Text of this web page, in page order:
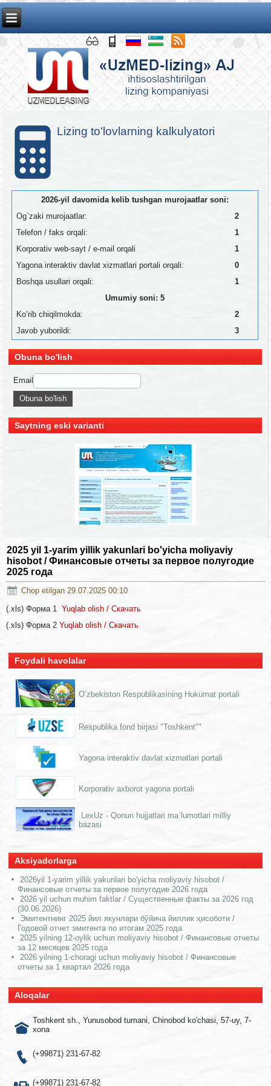
Lizing to'lovlarning kalkulyatori
2026-yil davomida kelib tushgan murojaatlar soni:
Og`zaki murojaatlar:
2
Telefon / faks orqali:
1
Korporativ web-sayt / e-mail orqali
1
Yagona interaktiv davlat xizmatlari portali orqali:
0
Boshqa usullari orqali:
1
Umumiy soni: 5
Ko’rib chiqilmokda:
2
Javob yuborildi:
3
Obuna bo'lish
Email
Saytning eski varianti
2025 yil 1-yarim yillik yakunlari bo'yicha moliyaviy
hisobot / Финансовые отчеты за первое полугодие
2025 года
Chop etilgan 29.07.2025 00:10
(.xls) Форма 1 Yuqlab olish / Скачать
(.xls) Форма 2Yuqlab olish / Скачать
Foydali havolalar
O’zbekiston Respublikasining Hukumat portali
Respublika fond birjasi "Toshkent""
Yagona interaktiv davlat xizmatlari portali
Korporativ axborot yagona portali
LexUz - Qonun hujjatlari ma`lumotlari milliy
bazasi
Aksiyadorlarga
2026yil 1-yarim yillik yakunlari bo'yicha moliyaviy hisobot /
Финансовые отчеты за первое полугодие 2026 года
2026 yil uchun muhim faktlar / Существенные факты за 2026 год
(30.06.2026)
Эмитентнинг 2025 йил якунлари бўйича йиллик ҳисоботи /
Годовой отчет эмитента по итогам 2025 года
2025 yilning 12-oylik uchun moliyaviy hisobot / Финансовые отчеты
за 12 месяцев 2025 года
2026 yilning 1-choragi uchun moliyaviy hisobot / Финансовые
отчеты за 1 квартал 2026 года
Aloqalar
Toshkent sh., Yunusobod tumani, Chinobod ko'chasi, 57-uy, 7-
xona
(+99871) 231-67-82
(+99871) 231-67-82